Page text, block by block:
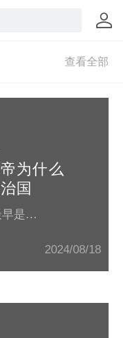
为什么
国
中国的南方宗教，最早是从印度经过云南，面向四川，长江流域传播的。云南就像一条纽带连接着印度和中国长江流域的佛教传播。佛教最初传入云南，是经过以下途径：天竺道，吐蕃道，蜀道，黔中道，交趾道。其中的天竺道和吐蕃道是由外部传入云南；蜀道，黔中道，交趾道是属于内地通道。天竺道，又称蜀身毒道，早期把大乘密教传入云南，晚期传入云南的是南传上座部宗教。此通道是从古印度出发，途经缅甸而传入。这条通道是对云南...
2024/08/18